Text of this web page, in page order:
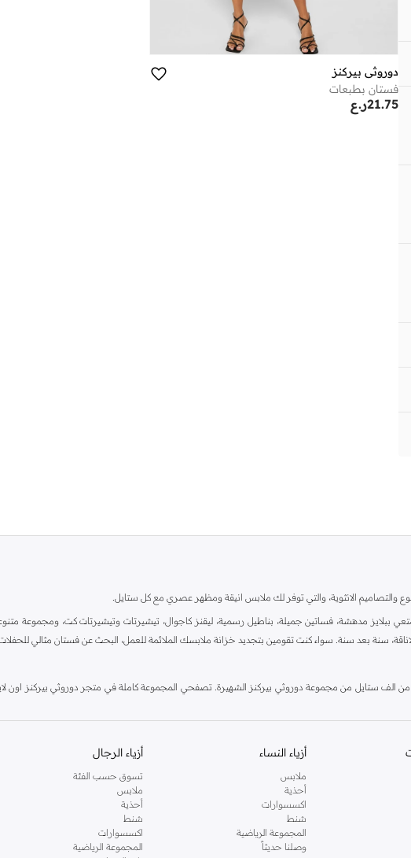
دوروثي بيركنز
فستان بطبعات
ر.ع21.75
والتصاميم الانثوية، والتي توفر لك ملابس انيقة ومظهر عصري مع كل ستايل.
ببلايز مدهشة، فساتين جميلة، بناطيل رسمية، ليقنز كاجوال، تيشيرتات وتيشيرتات كت، ومجموعة
سنة بعد سنة. سواء كنت تقومين بتجديد خزانة ملابسك الملائمة للعمل، البحث عن فستان مثالي
الف ستايل من مجموعة دوروثي بيركنز الشهيرة. تصفحي المجموعة كاملة في متجر دوروثي بيركنز اون
أزياء النساء
ملابس
أحذية
اكسسوارات
شنط
المجموعة الرياضية
وصلنا حديثاً
أزياء الرجال
تسوق حسب الفئة
ملابس
أحذية
شنط
اكسسوارات
المجموعة الرياضية